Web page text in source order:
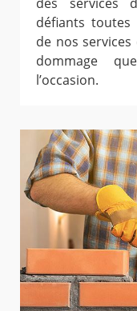
défiants toutes
de nos
dommage
l’occasion.